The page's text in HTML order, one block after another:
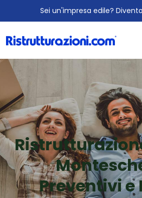
Sei un'impresa edile?
Preventivi e